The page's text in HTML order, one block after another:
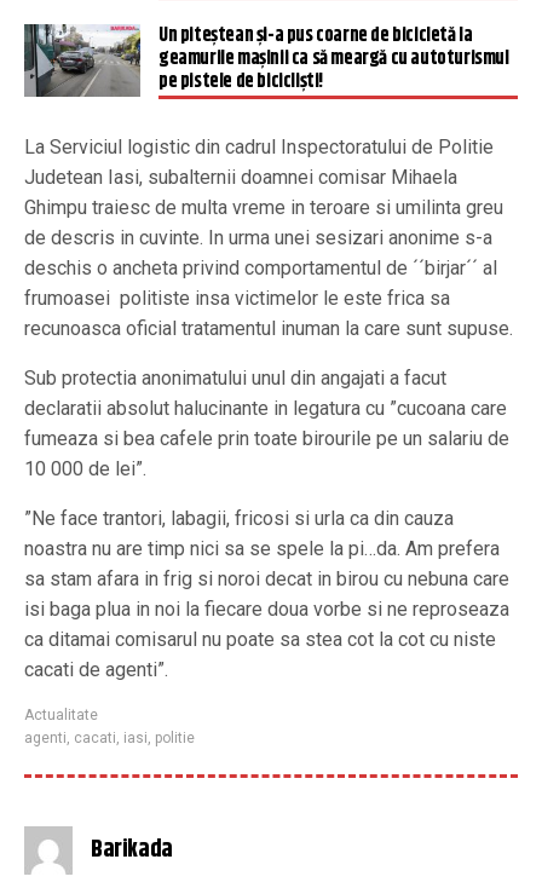
Un piteștean și-a pus coarne de bicicletă la
geamurile mașinii ca să meargă cu autoturismul
pe pistele de bicicliști!
La Serviciul logistic din cadrul Inspectoratului de Politie
Judetean Iasi, subalternii doamnei comisar Mihaela
Ghimpu traiesc de multa vreme in teroare si umilinta greu
de descris in cuvinte. In urma unei sesizari anonime s-a
deschis o ancheta privind comportamentul de ´´birjar´´ al
frumoasei politiste insa victimelor le este frica sa
recunoasca oficial tratamentul inuman la care sunt supuse.
Sub protectia anonimatului unul din angajati a facut
declaratii absolut halucinante in legatura cu ”cucoana care
fumeaza si bea cafele prin toate birourile pe un salariu de
10 000 de lei”.
”Ne face trantori, labagii, fricosi si urla ca din cauza
noastra nu are timp nici sa se spele la pi…da. Am prefera
sa stam afara in frig si noroi decat in birou cu nebuna care
isi baga plua in noi la fiecare doua vorbe si ne reproseaza
ca ditamai comisarul nu poate sa stea cot la cot cu niste
cacati de agenti”.
Actualitate
agenti, cacati, iasi, politie
Barikada